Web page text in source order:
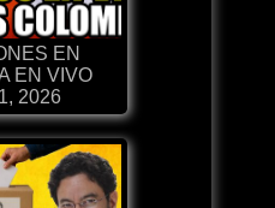
EN
EN VIVO
2026